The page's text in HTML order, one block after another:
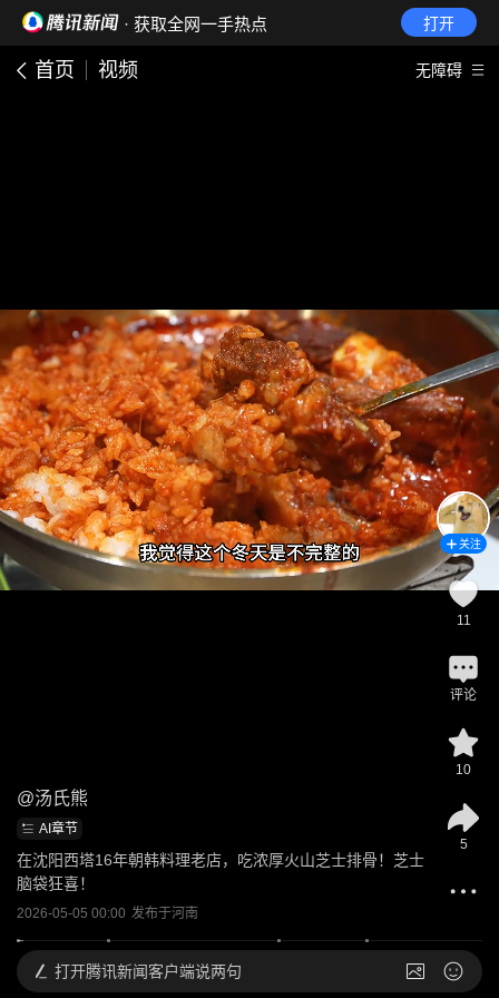
· 获取全网一手热点 打开
首页 视频 无障碍
@汤氏熊
AI章节
在沈阳西塔16年朝韩料理老店，吃浓厚火山芝士排骨！芝士
脑袋狂喜！
2026-05-05 00:00 发布于河南
关注
11
评论
10
5
打开腾讯新闻客户端说两句